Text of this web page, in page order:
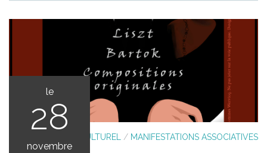
AGENDA CULTUREL / MANIFESTATIONS ASSOCIATIVES
le
28
novembre